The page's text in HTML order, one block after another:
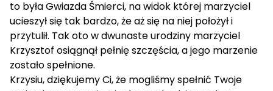
to była Gwiazda Śmierci, na widok której marzyciel
ucieszył się tak bardzo, że aż się na niej położył i
przytulił. Tak oto w dwunaste urodziny marzyciel
Krzysztof osiągnął pełnię szczęścia, a jego marzenie
zostało spełnione.
Krzysiu, dziękujemy Ci, że mogliśmy spełnić Twoje